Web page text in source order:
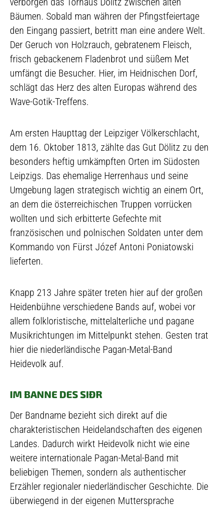
Bäumen. Sobald man währen der Pfingstfeiertage
den Eingang passiert, betritt man eine andere Welt.
Der Geruch von Holzrauch, gebratenem Fleisch,
frisch gebackenem Fladenbrot und süßem Met
umfängt die Besucher. Hier, im Heidnischen Dorf,
schlägt das Herz des alten Europas während des
Wave-Gotik-Treffens.
Am ersten Haupttag der Leipziger Völkerschlacht,
dem 16. Oktober 1813, zählte das Gut Dölitz zu den
besonders heftig umkämpften Orten im Südosten
Leipzigs. Das ehemalige Herrenhaus und seine
Umgebung lagen strategisch wichtig an einem Ort,
an dem die österreichischen Truppen vorrücken
wollten und sich erbitterte Gefechte mit
französischen und polnischen Soldaten unter dem
Kommando von Fürst Józef Antoni Poniatowski
lieferten.
Knapp 213 Jahre später treten hier auf der großen
Heidenbühne verschiedene Bands auf, wobei vor
allem folkloristische, mittelalterliche und pagane
Musikrichtungen im Mittelpunkt stehen. Gesten trat
hier die niederländische Pagan-Metal-Band
Heidevolk auf.
IM BANNE DES SIÐR
Der Bandname bezieht sich direkt auf die
charakteristischen Heidelandschaften des eigenen
Landes. Dadurch wirkt Heidevolk nicht wie eine
weitere internationale Pagan-Metal-Band mit
beliebigen Themen, sondern als authentischer
Erzähler regionaler niederländischer Geschichte. Die
überwiegend in der eigenen Muttersprache